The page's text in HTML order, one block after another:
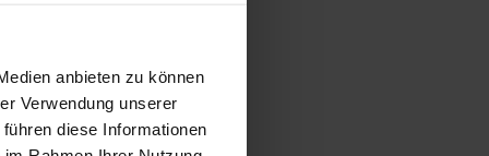
anbieten zu können
Verwendung unserer
diese Informationen